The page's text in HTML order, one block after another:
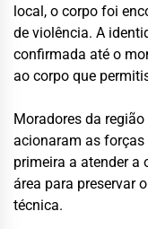
local, o corpo foi
de violência. A
confirmada até o
ao corpo que
Moradores da
acionaram as
primeira a atender a
área para preservar
técnica.